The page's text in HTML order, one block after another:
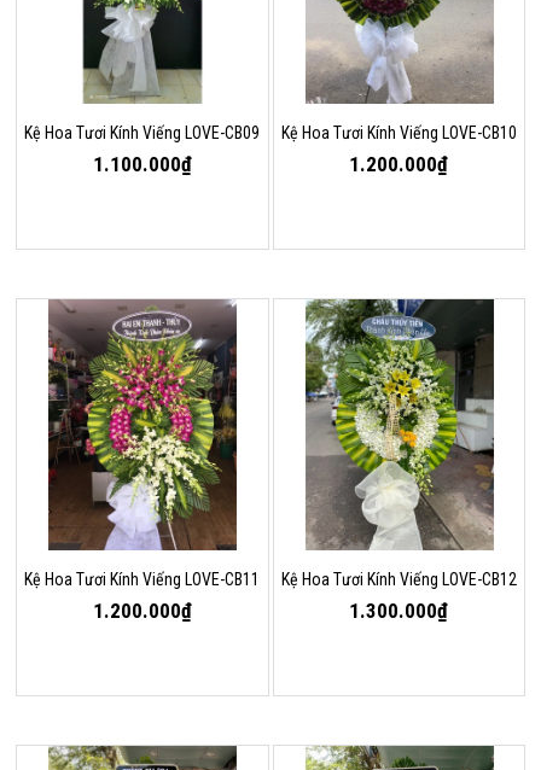
Kệ Hoa Tươi Kính Viếng LOVE-CB09
1.100.000₫
Kệ Hoa Tươi Kính Viếng LOVE-CB10
1.200.000₫
Kệ Hoa Tươi Kính Viếng LOVE-CB11
1.200.000₫
Kệ Hoa Tươi Kính Viếng LOVE-CB12
1.300.000₫